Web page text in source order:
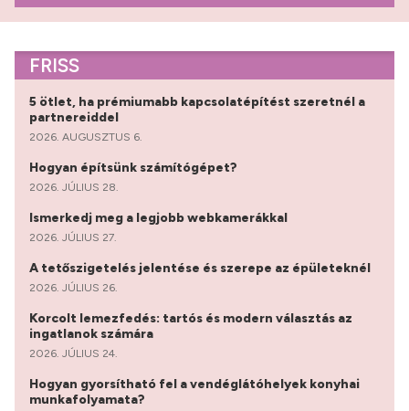
FRISS
5 ötlet, ha prémiumabb kapcsolatépítést szeretnél a
partnereiddel
2026. AUGUSZTUS 6.
Hogyan építsünk számítógépet?
2026. JÚLIUS 28.
Ismerkedj meg a legjobb webkamerákkal
2026. JÚLIUS 27.
A tetőszigetelés jelentése és szerepe az épületeknél
2026. JÚLIUS 26.
Korcolt lemezfedés: tartós és modern választás az
ingatlanok számára
2026. JÚLIUS 24.
Hogyan gyorsítható fel a vendéglátóhelyek konyhai
munkafolyamata?